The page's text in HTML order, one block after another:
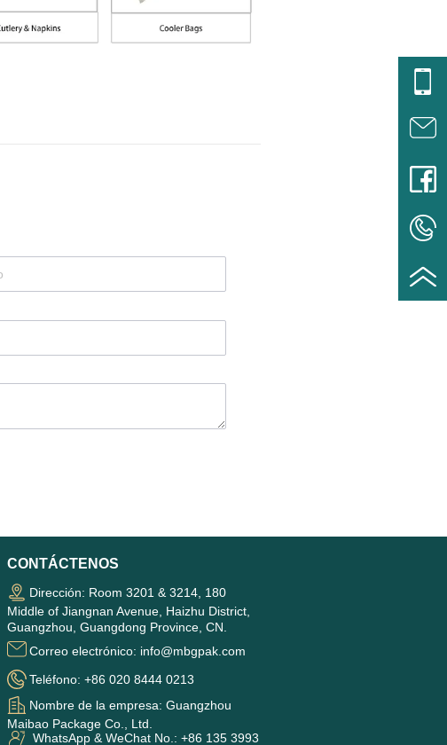
CONTÁCTENOS
Dirección: Room 3201 & 3214, 180
Middle of Jiangnan Avenue, Haizhu District,
Guangzhou, Guangdong Province, CN.
Correo electrónico: info@mbgpak.com
Teléfono: +86 020 8444 0213
Nombre de la empresa: Guangzhou
Maibao Package Co., Ltd.
WhatsApp & WeChat No.: +86 135 3993